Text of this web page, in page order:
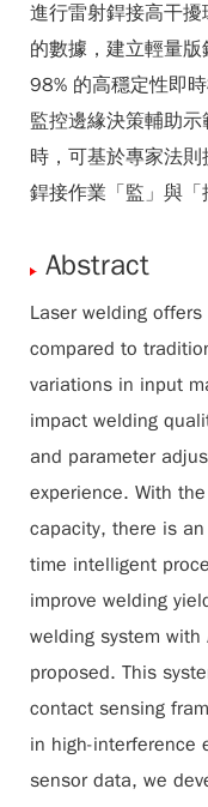
進行雷射銲接高干
的數據，建立輕量
98% 的高穩定性即
監控邊緣決策輔助
時，可基於專家法
銲接作業「監」與「
Abstract
Laser welding
compared to
variations in input
impact welding
and parameter
experience. With
capacity, there is
time intelligent
improve welding
welding system
proposed. This
contact sensing
in high-interference
sensor data, we